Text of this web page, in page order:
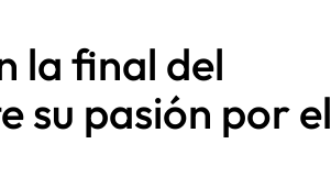
la final del
su pasión por el